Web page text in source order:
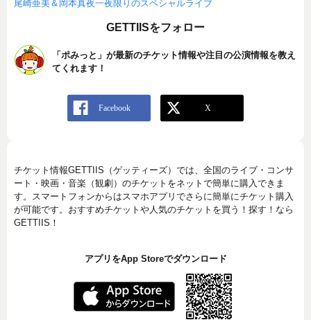
尾崎亜美＆岡本真夜一夜限りのスペシャルライブ
GETTIISをフォロー
「ポみっと」が最新のチケット情報や注目の公演情報を教え
てくれます！
チケット情報GETTIIS（ゲッティーズ）では、全国のライブ・コンサ
ート・映画・音楽（観劇）のチケットをネットで簡単に購入できま
す。スマートフォンからはスマホアプリでさらに簡単にチケット購入
が可能です。おすすめチケットや人気のチケットを買う！探す！なら
GETTIIS！
アプリをApp Storeでダウンロード